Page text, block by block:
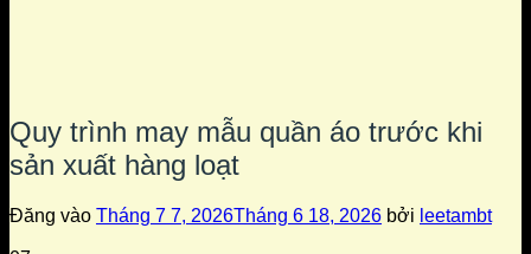
Quy trình may mẫu quần áo trước khi
sản xuất hàng loạt
Đăng vào Tháng 7 7, 2026Tháng 6 18, 2026 bởi leetambt